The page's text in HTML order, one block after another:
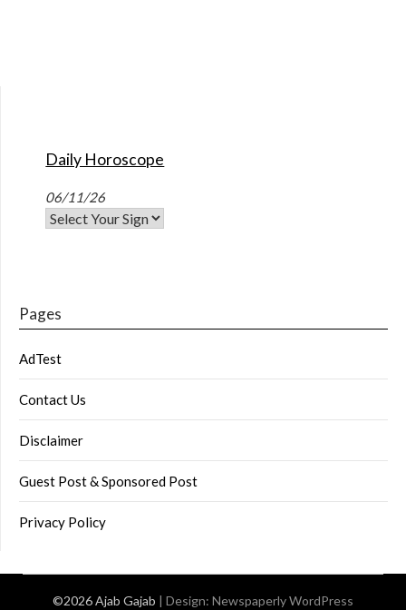
Daily Horoscope
06/11/26
Pages
AdTest
Contact Us
Disclaimer
Guest Post & Sponsored Post
Privacy Policy
©2026 Ajab Gajab | Design: Newspaperly WordPress